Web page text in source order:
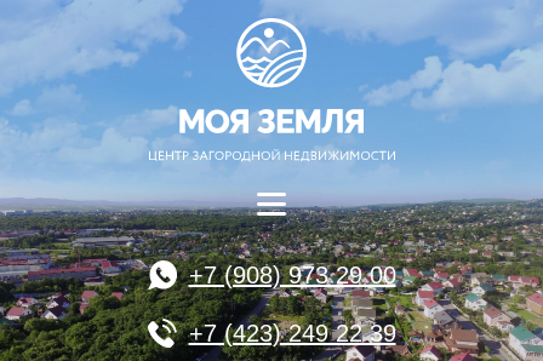
+7 (908) 973 29 00
+7 (423) 249 22 39